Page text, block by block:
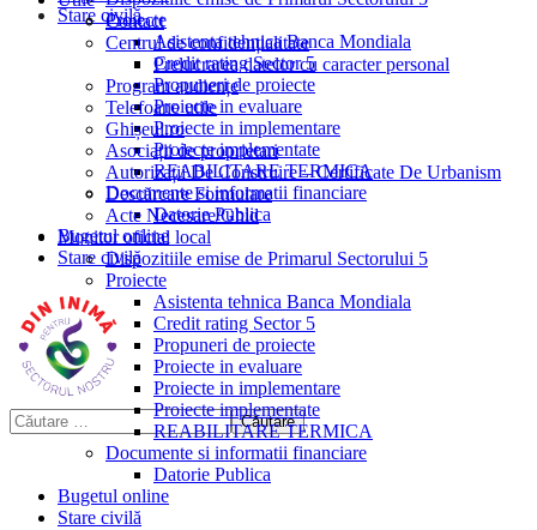
Stare civilă
Proiecte
Asistenta tehnica Banca Mondiala
Credit rating Sector 5
Propuneri de proiecte
Proiecte in evaluare
Proiecte in implementare
Proiecte implementate
REABILITARE TERMICA
Documente si informatii financiare
Datorie Publica
Bugetul online
Stare civilă
Contact
Centrul de confidențialitate
Prelucrarea datelor cu caracter personal
Program audiențe
Telefoane utile
Ghișeul.ro
Asociații de proprietari
Autorizații De Construire – Certificate De Urbanism
Descărcare Formulare
Acte Necesare/Ghid
Monitor oficial local
Dispozitiile emise de Primarul Sectorului 5
Proiecte
Asistenta tehnica Banca Mondiala
Credit rating Sector 5
Propuneri de proiecte
Proiecte in evaluare
Proiecte in implementare
Proiecte implementate
REABILITARE TERMICA
Documente si informatii financiare
Datorie Publica
Bugetul online
Stare civilă